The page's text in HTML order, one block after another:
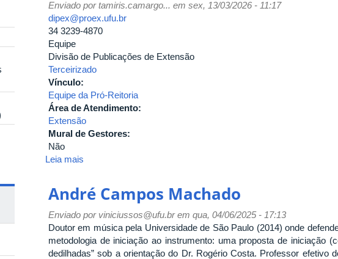
Enviado portamiris.camargo... em sex, 13/03/2026 - 11:17
dipex@proex.ufu.br
34 3239-4870
Equipe
Divisão de Publicações de Extensão
Terceirizado
Vínculo:
Equipe da Pró-Reitoria
Área de Atendimento:
Extensão
Mural de Gestores:
Não
Leia mais
Silva
Costa
André Campos Machado
Enviado por viniciussos@ufu.brem qua, 04/06/2025 - 17:13
Doutor em música pela Universidade de São Paulo (2014) onde
metodologia de iniciação ao instrumento: uma proposta de iniciação
dedilhadas” sob a orientação do Dr. Rogério Costa. Professor efetivo